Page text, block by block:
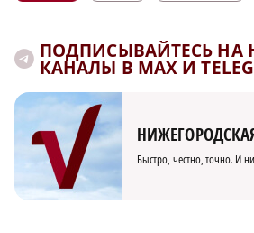
ПОДПИСЫВАЙТЕСЬ НА
КАНАЛЫ В MAX И
Быстро, честно, точно. И